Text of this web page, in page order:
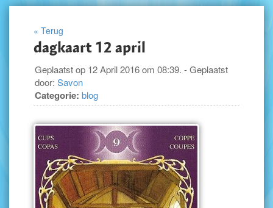
« Terug
dagkaart 12 april
Geplaatst op 12 April 2016 om 08:39. - Geplaatst
door: Savon
Categorie: blog